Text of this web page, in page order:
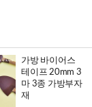
가방 바이어스
테이프 20mm 3
마 3종 가방부자
재